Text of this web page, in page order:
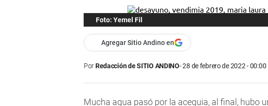
Foto: Yemel Fil
Agregar Sitio Andino en
PorRedacción de SITIO ANDINO 28 de febrero de 2022 - 00:00
Mucha agua pasó por la acequia, al final, hubo